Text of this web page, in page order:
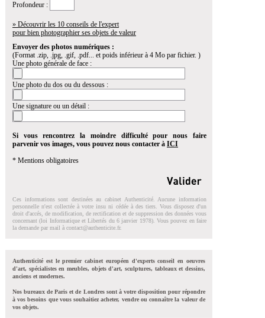
Profondeur :
» Découvrir les 10 conseils de l'expert
pour bien photographier ses objets de valeur
Envoyer des photos numériques :
(Format .zip, .jpg, .gif, .pdf... et poids inférieur à 4 Mo par fichier. )
Une photo générale de face :
Une photo du dos ou du dessous :
Une signature ou un détail :
Si vous rencontrez la moindre difficulté pour nous faire
parvenir vos images, vous pouvez nous contacter à ICI
* Mentions obligatoires
Ces informations sont destinées au cabinet Authenticité. Aucune information
personnelle n'est collectée à votre insu ni cédée à des tiers. Vous disposez d'un
droit d'accés, de modification, de rectification et de suppression des données vous
concernant (loi Informatique et Libertés du 6 janvier 1978). Vous pouvez en faire
la demande par mail à contact@authenticite.fr.
Authenticité est le premier cabinet européen d'experts conseil en oeuvres
d'art, spécialistes en meubles, objets d'art, sculptures, tableaux et dessins,
anciens et modernes.
Nos bureaux de Paris et de Londres sont à votre disposition pour répondre
à vos besoins que vous souhaitiez acheter, vendre ou connaître la valeur de
vos objets.